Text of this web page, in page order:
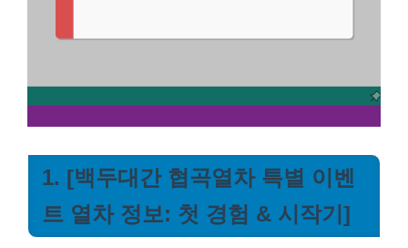
1. [백두대간 협곡열차 특별 이벤
트 열차 정보: 첫 경험 & 시작기]